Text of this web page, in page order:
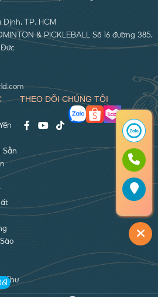
Định, TP. HCM
& PICKLEBALL Số 16 đường 385,
Đức
Sẵn
Thu
THEO DÕI CHÚNG TÔI